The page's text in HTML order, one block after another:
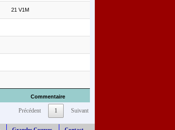
Commentaire
21 V1M
Précédent 1 Suivant